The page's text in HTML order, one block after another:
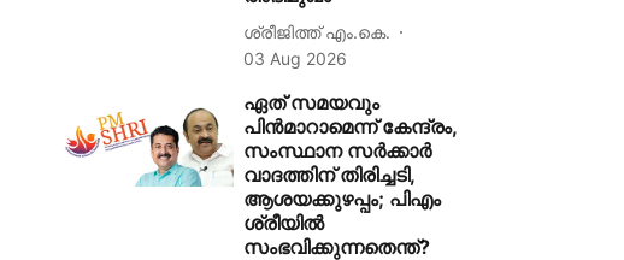
ശ്രീജിത്ത് എം.കെ.
03 Aug 2026
ഏത് സമയവും
പിൻമാറാമെന്ന് കേന്ദ്രം,
സംസ്ഥാന സർക്കാർ
വാദത്തിന് തിരിച്ചടി,
ആശയക്കുഴപ്പം; പിഎം
ശ്രീയിൽ
സംഭവിക്കുന്നതെന്ത്?